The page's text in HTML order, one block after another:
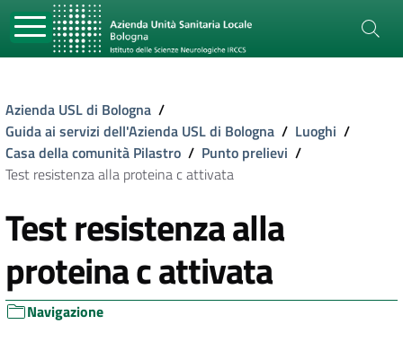
Azienda USL di Bologna /
Guida ai servizi dell'Azienda USL di Bologna / Luoghi /
Casa della comunità Pilastro / Punto prelievi /
Test resistenza alla proteina c attivata
Test resistenza alla
proteina c attivata
Navigazione